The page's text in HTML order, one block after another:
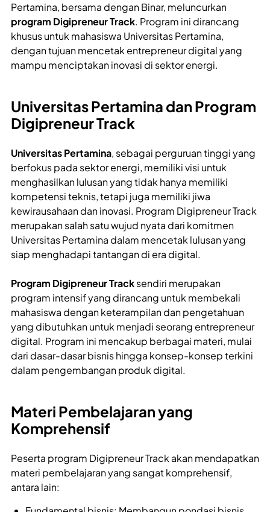
Pertamina, bersama dengan Binar, meluncurkan
program Digipreneur Track. Program ini dirancang
khusus untuk mahasiswa Universitas Pertamina,
dengan tujuan mencetak entrepreneur digital yang
mampu menciptakan inovasi di sektor energi.
Universitas Pertamina dan Program
Digipreneur Track
Universitas Pertamina, sebagai perguruan tinggi yang
berfokus pada sektor energi, memiliki visi untuk
menghasilkan lulusan yang tidak hanya memiliki
kompetensi teknis, tetapi juga memiliki jiwa
kewirausahaan dan inovasi. Program Digipreneur Track
merupakan salah satu wujud nyata dari komitmen
Universitas Pertamina dalam mencetak lulusan yang
siap menghadapi tantangan di era digital.
Program Digipreneur Tracksendiri merupakan
program intensif yang dirancang untuk membekali
mahasiswa dengan keterampilan dan pengetahuan
yang dibutuhkan untuk menjadi seorang entrepreneur
digital. Program ini mencakup berbagai materi, mulai
dari dasar-dasar bisnis hingga konsep-konsep terkini
dalam pengembangan produk digital.
Materi Pembelajaran yang
Komprehensif
Peserta program Digipreneur Track akan mendapatkan
materi pembelajaran yang sangat komprehensif,
antara lain: